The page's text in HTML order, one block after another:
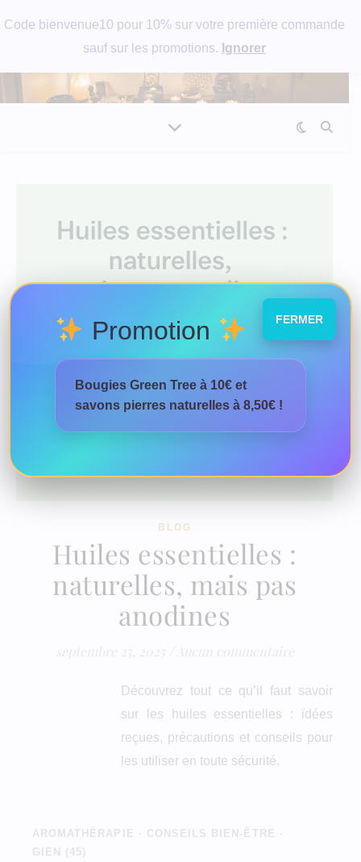
Code bienvenue10 pour 10% sur votre première commande
sauf sur les promotions. Ignorer
BLOG
Huiles essentielles :
naturelles, mais pas
anodines
septembre 25, 2025 / Aucun commentaire
Découvrez tout ce qu’il faut savoir
sur les huiles essentielles : idées
reçues, précautions et conseils pour
les utiliser en toute sécurité.
AROMATHÉRAPIE · CONSEILS BIEN-ÊTRE ·
GIEN (45)
Promotion
Bougies Green Tree à 10€ et
savons pierres naturelles à 8,50€ !
FERMER